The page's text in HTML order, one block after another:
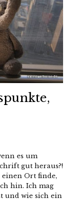
es um
gut heraus?!
einen Ort finde,
hin. Ich mag
und wie sich ein